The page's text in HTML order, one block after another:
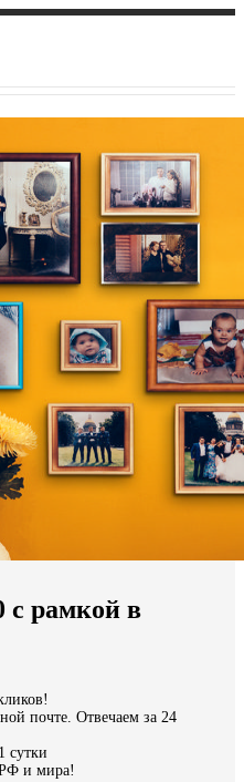
с рамкой в
почте. Отвечаем за 24
сутки
и мира!